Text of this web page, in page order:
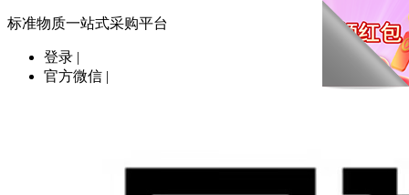
标准物质一站式采购平台
登录 |
官方微信 |